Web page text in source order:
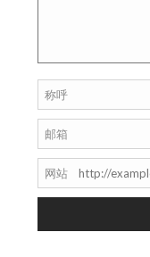
称呼
邮箱
网站